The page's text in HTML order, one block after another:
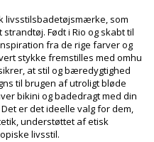
L (7899810298362)
variere alt efter snit
Oasis Mini Dress
livsstilsbadetøjsmærke, som
Født i Rio og skabt til
fra de rige farver og
stykke fremstilles med omhu
at stil og bæredygtighed
til brugen af utroligt bløde
bikini og badedragt med din
er det ideelle valg for dem,
understøttet af etisk
livsstil.